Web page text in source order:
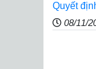
Quyết
08/11/